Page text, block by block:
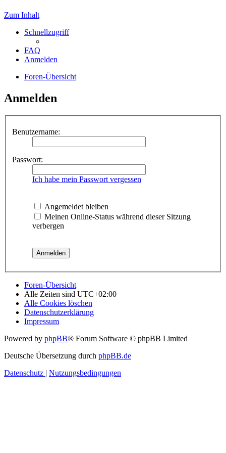
Zum Inhalt
Schnellzugriff
FAQ
Anmelden
Foren-Übersicht
Anmelden
Benutzername:
Passwort:
Ich habe mein Passwort vergessen
Angemeldet bleiben
Meinen Online-Status während dieser Sitzung
verbergen
Foren-Übersicht
Alle Zeiten sind UTC+02:00
Alle Cookies löschen
Datenschutzerklärung
Impressum
Powered by phpBB® Forum Software © phpBB Limited
Deutsche Übersetzung durch phpBB.de
Datenschutz | Nutzungsbedingungen